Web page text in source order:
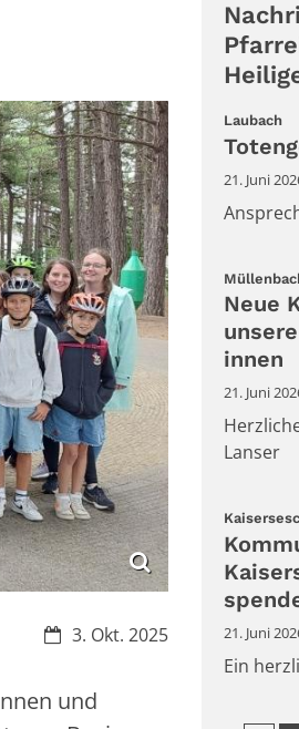
Datum:3. Okt. 2025
und
Laubach:
21. Juni
Neue
innen
21. Juni
Lanser
21. Juni
Ein